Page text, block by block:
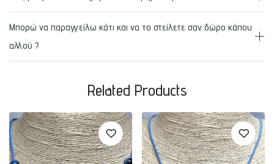
Μπορώ να παραγγείλω κάτι και να το στείλετε σαν δώρο κάπου
αλλού ?
Related Products